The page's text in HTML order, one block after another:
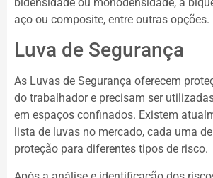
aço ou composite, entre outras opções.
Luva de Segurança
As Luvas de Segurança oferecem
do trabalhador e precisam ser
em espaços confinados. Existem
lista de luvas no mercado, cada uma
proteção para diferentes tipos de risco.